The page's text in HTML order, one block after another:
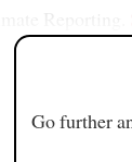
Go further